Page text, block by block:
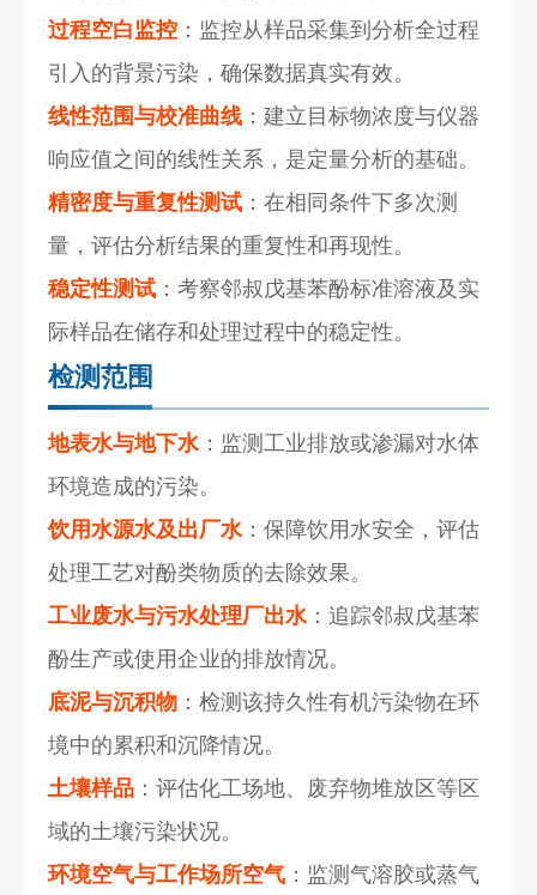
过程空白监控 ：监控从样品采集到分析全过程
引入的背景污染，确保数据真实有效。
线性范围与校准曲线 ：建立目标物浓度与仪器
响应值之间的线性关系，是定量分析的基础。
精密度与重复性测试 ：在相同条件下多次测
量，评估分析结果的重复性和再现性。
稳定性测试 ：考察邻叔戊基苯酚标准溶液及实
际样品在储存和处理过程中的稳定性。
检测范围
地表水与地下水：监测工业排放或渗漏对水体
环境造成的污染。
饮用水源水及出厂水：保障饮用水安全，评估
处理工艺对酚类物质的去除效果。
工业废水与污水处理厂出水：追踪邻叔戊基苯
酚生产或使用企业的排放情况。
底泥与沉积物 ：检测该持久性有机污染物在环
境中的累积和沉降情况。
土壤样品 ：评估化工场地、废弃物堆放区等区
域的土壤污染状况。
环境空气与工作场所空气 ：监测气溶胶或蒸气